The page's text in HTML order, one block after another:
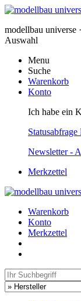
modellbau universe
Auswahl
Menu
Suche
Warenkorb
Konto
Ich habe ein
Newsletter -
Merkzettel
Warenkorb
Konto
Merkzettel